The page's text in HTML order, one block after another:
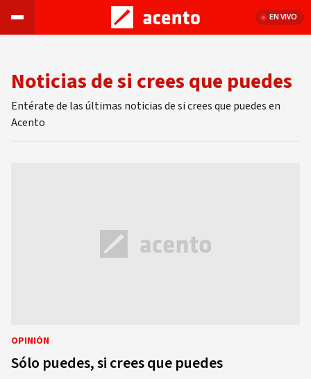
EN VIVO
Noticias de si crees que puedes
Entérate de las últimas noticias de si crees que puedes en
Acento
OPINIÓN
Sólo puedes, si crees que puedes